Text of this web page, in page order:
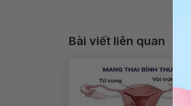
Bài viết liên quan